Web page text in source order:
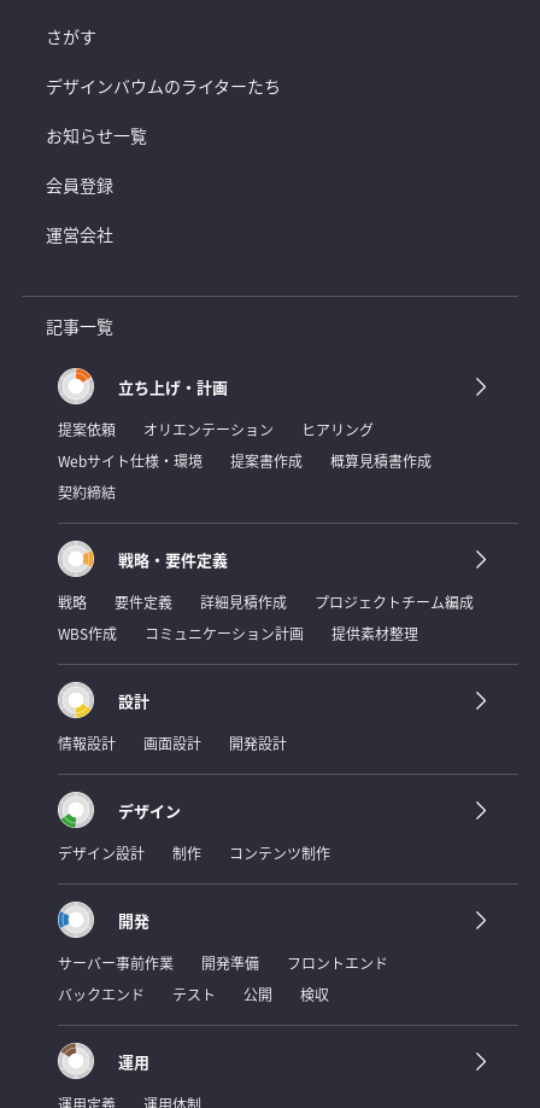
さがす
デザインバウムのライターたち
お知らせ一覧
会員登録
運営会社
記事一覧
立ち上げ・計画
提案依頼 オリエンテーション
ヒアリング
Webサイト仕様・環境
提案書作成
概算見積書作成
契約締結
戦略・要件定義
戦略 要件定義 詳細見積作成
プロジェクトチーム編成
WBS作成
コミュニケーション計画 提供素材整理
設計
情報設計 画面設計 開発設計
デザイン
デザイン設計 制作 コンテンツ制作
開発
サーバー事前作業 開発準備
フロントエンド
バックエンド
テスト 公開 検収
運用
運用定義 運用体制